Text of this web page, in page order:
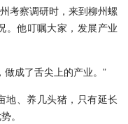
考察调研时，来到柳州螺
。他叮嘱大家，发展产业
成了舌尖上的产业。”
地、养几头猪，只有延长
。